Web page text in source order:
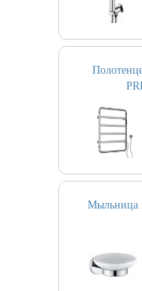
Мыльница